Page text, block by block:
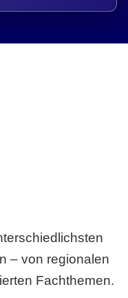
– von regionalen
Fachthemen.